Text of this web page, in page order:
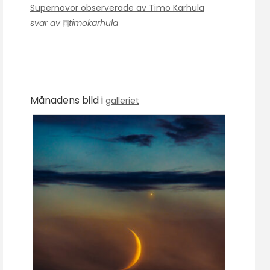
Supernovor observerade av Timo Karhula
svar av
timokarhula
Månadens bild i galleriet